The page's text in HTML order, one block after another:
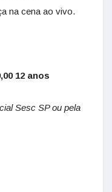
na cena ao vivo.
12 anos
Sesc SP ou pela